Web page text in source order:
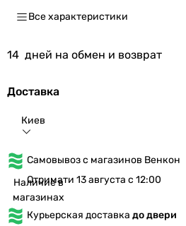
Все характеристики
14 дней на обмен и возврат
Доставка
Киев
Самовывоз с магазинов Венкон
Наличие в
магазинах
Отримати 13 августа с 12:00
Курьерская доставка до двери